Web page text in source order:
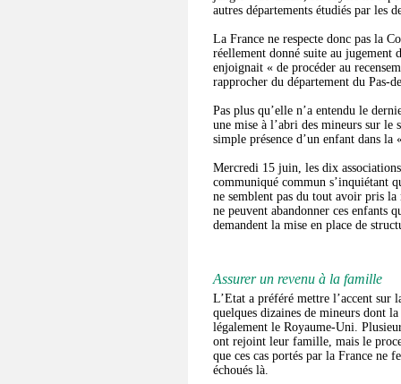
autres départements étudiés par les
La France ne respecte donc pas la
réellement donné suite au
enjoignait « de procéder au
rapprocher du département du Pas-
Pas plus qu’elle n’a entendu le
une mise à l’abri des mineurs sur
simple présence d’un enfant dans
Mercredi 15 juin, les dix
communiqué commun s’inquiétant
ne semblent pas du tout avoir pris
ne peuvent abandonner ces enfants
demandent la mise en place de
Assurer un revenu à la famille
L’Etat a préféré mettre l’accent sur
quelques dizaines de mineurs dont
légalement le Royaume-Uni.
ont rejoint leur famille, mais le
que ces cas portés par la France ne
échoués là.